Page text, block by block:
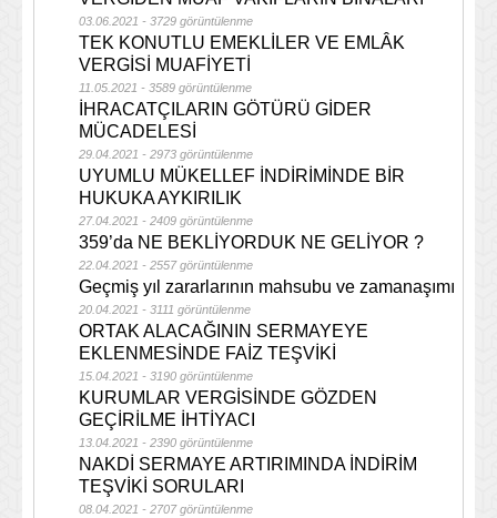
03.06.2021 - 3729 görüntülenme
TEK KONUTLU EMEKLİLER VE EMLÂK
VERGİSİ MUAFİYETİ
11.05.2021 - 3589 görüntülenme
İHRACATÇILARIN GÖTÜRÜ GİDER
MÜCADELESİ
29.04.2021 - 2973 görüntülenme
UYUMLU MÜKELLEF İNDİRİMİNDE BİR
HUKUKA AYKIRILIK
27.04.2021 - 2409 görüntülenme
359’da NE BEKLİYORDUK NE GELİYOR ?
22.04.2021 - 2557 görüntülenme
Geçmiş yıl zararlarının mahsubu ve zamanaşımı
20.04.2021 - 3111 görüntülenme
ORTAK ALACAĞININ SERMAYEYE
EKLENMESİNDE FAİZ TEŞVİKİ
15.04.2021 - 3190 görüntülenme
KURUMLAR VERGİSİNDE GÖZDEN
GEÇİRİLME İHTİYACI
13.04.2021 - 2390 görüntülenme
NAKDİ SERMAYE ARTIRIMINDA İNDİRİM
TEŞVİKİ SORULARI
08.04.2021 - 2707 görüntülenme